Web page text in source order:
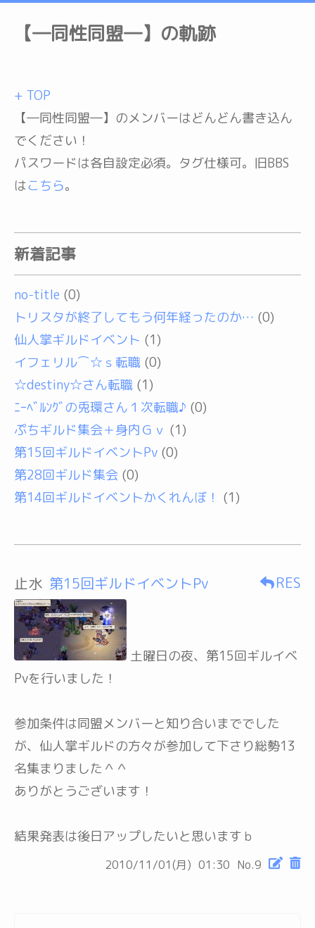
【―同性同盟―】の軌跡
+ TOP
【―同性同盟―】のメンバーはどんどん書き込ん
でください！
パスワードは各自設定必須。タグ仕様可。旧BBS
はこちら。
新着記事
no-title (0)
トリスタが終了してもう何年経ったのか… (0)
仙人掌ギルドイベント (1)
イフェリル⌒☆ｓ転職 (0)
☆destiny☆さん転職 (1)
ﾆｰﾍﾞﾙﾝｸﾞの兎環さん１次転職♪ (0)
ぷちギルド集会＋身内Ｇｖ (1)
第15回ギルドイベントPv (0)
第28回ギルド集会 (0)
第14回ギルドイベントかくれんぼ！ (1)
止水 第15回ギルドイベントPv RES
土曜日の夜、第15回ギルイベ
Pvを行いました！
参加条件は同盟メンバーと知り合いまででした
が、仙人掌ギルドの方々が参加して下さり総勢13
名集まりました＾＾
ありがとうございます！
結果発表は後日アップしたいと思いますｂ
2010/11/01(月) 01:30 No.9